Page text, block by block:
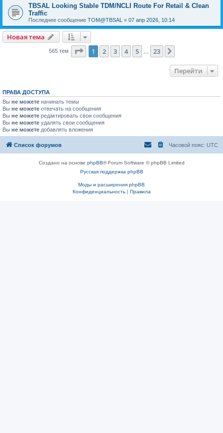
TBSAL Looking Stable TDM/NCLI Route For Retail & Clean
Traffic
Последнее сообщение TOM@TBSAL « 07 апр 2026, 10:14
Новая тема
565 тем Страница из 23
1 2 3 4 5 23
Перейти
ПРАВА ДОСТУПА
Вы не можете начинать темы
Вы не можете отвечать на сообщения
Вы не можете редактировать свои сообщения
Вы не можете удалять свои сообщения
Вы не можете добавлять вложения
Список форумов Часовой пояс: UTC
Создано на основе phpBB® Forum Software © phpBB Limited
Русская поддержка phpBB
Моды и расширения phpBB
Конфиденциальность| Правила